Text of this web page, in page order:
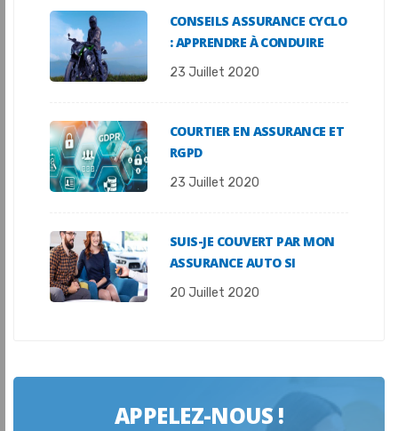
CONSEILS ASSURANCE CYCLO
: APPRENDRE À CONDUIRE
23 Juillet 2020
COURTIER EN ASSURANCE ET
RGPD
23 Juillet 2020
SUIS-JE COUVERT PAR MON
ASSURANCE AUTO SI
20 Juillet 2020
APPELEZ-NOUS !